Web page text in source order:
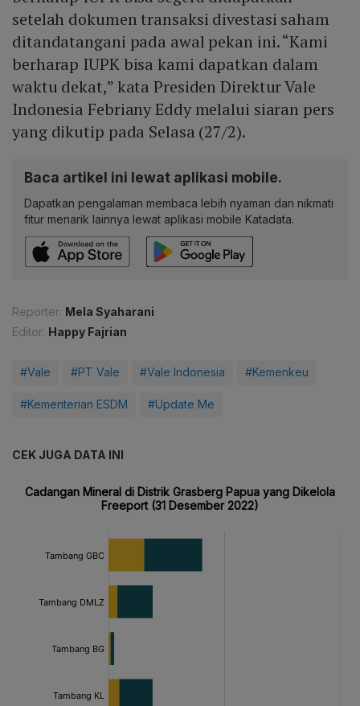
setelah dokumen transaksi divestasi saham
ditandatangani pada awal pekan ini. “Kami
berharap IUPK bisa kami dapatkan dalam
waktu dekat,” kata Presiden Direktur Vale
Indonesia Febriany Eddy melalui siaran pers
yang dikutip pada Selasa (27/2).
Baca artikel ini lewat aplikasi mobile.
Dapatkan pengalaman membaca lebih nyaman dan nikmati
fitur menarik lainnya lewat aplikasi mobile Katadata.
Reporter: Mela Syaharani
Editor: Happy Fajrian
#Vale #PT Vale #Vale Indonesia #Kemenkeu
#Kementerian ESDM #Update Me
CEK JUGA DATA INI